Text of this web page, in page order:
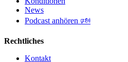
News
Podcast anhören 🕬
Rechtliches
Kontakt